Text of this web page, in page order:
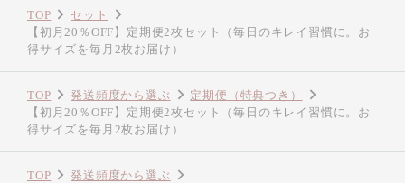
TOP
セット
【初月20％OFF】定期便2枚セット（毎日のキレイ習慣に。お
得サイズを毎月2枚お届け）
TOP 発送頻度から選ぶ
定期便（特典つき）
【初月20％OFF】定期便2枚セット（毎日のキレイ習慣に。お
得サイズを毎月2枚お届け）
TOP
発送頻度から選ぶ